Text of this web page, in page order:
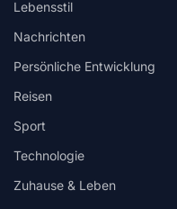
Lebensstil
Nachrichten
Persönliche Entwicklung
Reisen
Sport
Technologie
Zuhause & Leben